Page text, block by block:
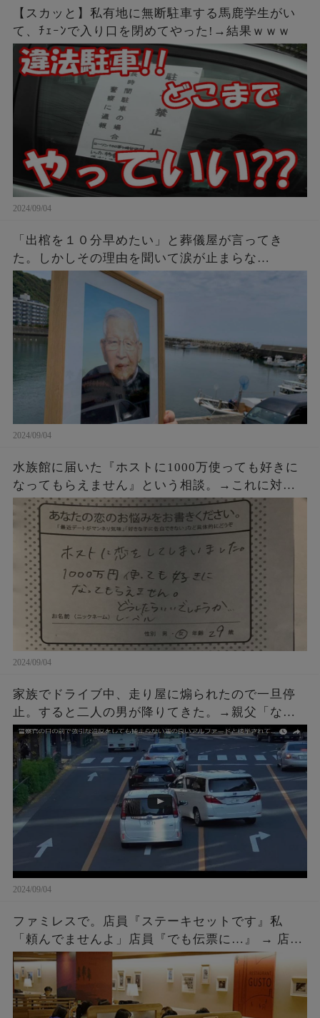
【スカッと】私有地に無断駐車する馬鹿学生がい
て、ﾁｪｰﾝで入り口を閉めてやった!→結果ｗｗｗ
2024/09/04
「出棺を１０分早めたい」と葬儀屋が言ってき
た。しかしその理由を聞いて涙が止まらな
い・・・
2024/09/04
水族館に届いた『ホストに1000万使っても好きに
なってもらえません』という相談。→これに対す
るクラゲ担当の飼育員からの回答が素晴らしすぎ
た・・・
2024/09/04
家族でドライブ中、走り屋に煽られたので一旦停
止。すると二人の男が降りてきた。→親父「なん
や、なんかあったんかい？」こちらも車を降りて
話しかけに行った結果ｗｗｗ
2024/09/04
ファミレスで。店員『ステーキセットです』私
「頼んでませんよ」店員『でも伝票に…』 → 店員
『５２００円です』私「は？」店員『伝票に～』
→ 結果…